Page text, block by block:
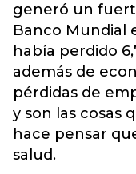
generó un
Banco Mundial
había perdido
además de
pérdidas de
y son las cosas
hace pensar
salud.